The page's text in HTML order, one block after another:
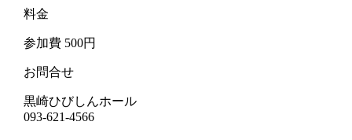
料金
参加費 500円
お問合せ
黒崎ひびしんホール
093-621-4566